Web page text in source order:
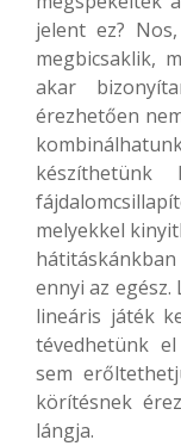
jelent ez?
megbicsaklik,
akar
érezhetően
melyekkel
ennyi az
lineáris játék
tévedhetünk
sem
körítésnek
lángja.